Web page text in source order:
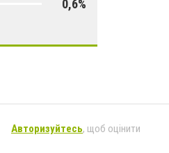
0,6%
Авторизуйтесь, щоб оцінити